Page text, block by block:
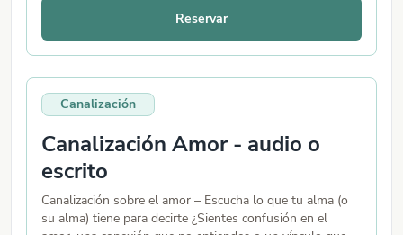
Reservar
Canalización
Canalización Amor - audio o
escrito
Canalización sobre el amor – Escucha lo que tu alma (o
su alma) tiene para decirte ¿Sientes confusión en el